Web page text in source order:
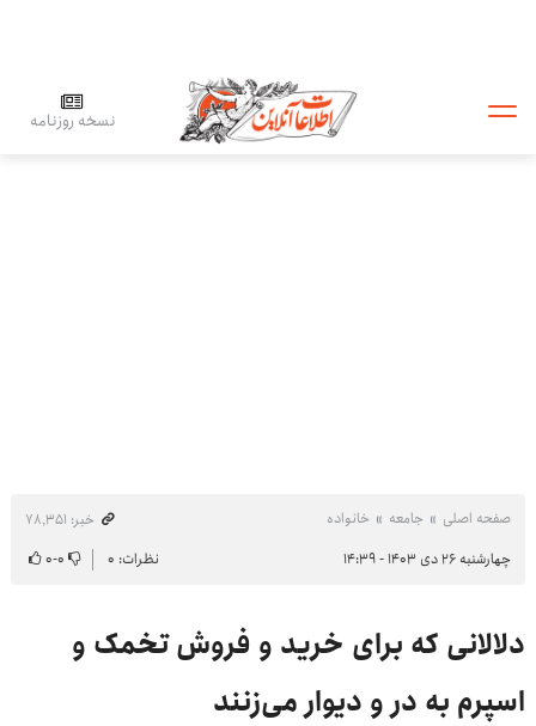
نسخه روزنامه
صفحه اصلی جامعه خانواده
خبر: ۷۸٬۳۵۱
چهارشنبه ۲۶ دی ۱۴۰۳ - ۱۴:۳۹
نظرات: ۰ ۰-۰
دلالانی که برای خرید و فروش تخمک و
اسپرم به در و دیوار می‌زنند